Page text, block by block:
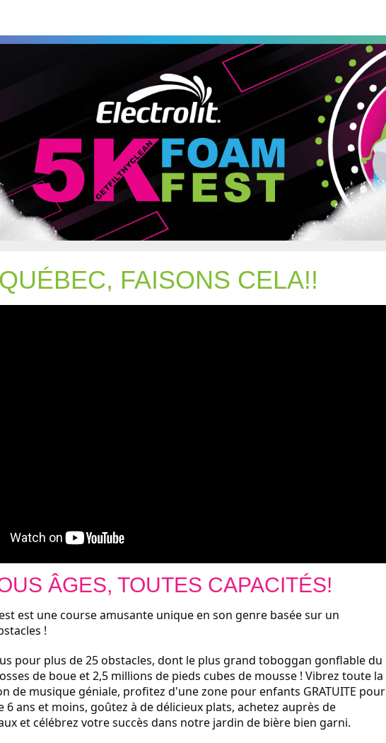
5K Foam Fest - Quebec, QC
La Course Amusante #1 Au Monde
FAISONS CELA!!
ÂGES, TOUTES CAPACITÉS!
est une course amusante unique en son genre basée sur un
!
pour plus de 25 obstacles, dont le plus grand toboggan gonflable du
de boue et 2,5 millions de pieds cubes de mousse ! Vibrez toute la
de musique géniale, profitez d'une zone pour enfants GRATUITE pour
6 ans et moins, goûtez à de délicieux plats, achetez auprès de
et célébrez votre succès dans notre jardin de bière bien garni.